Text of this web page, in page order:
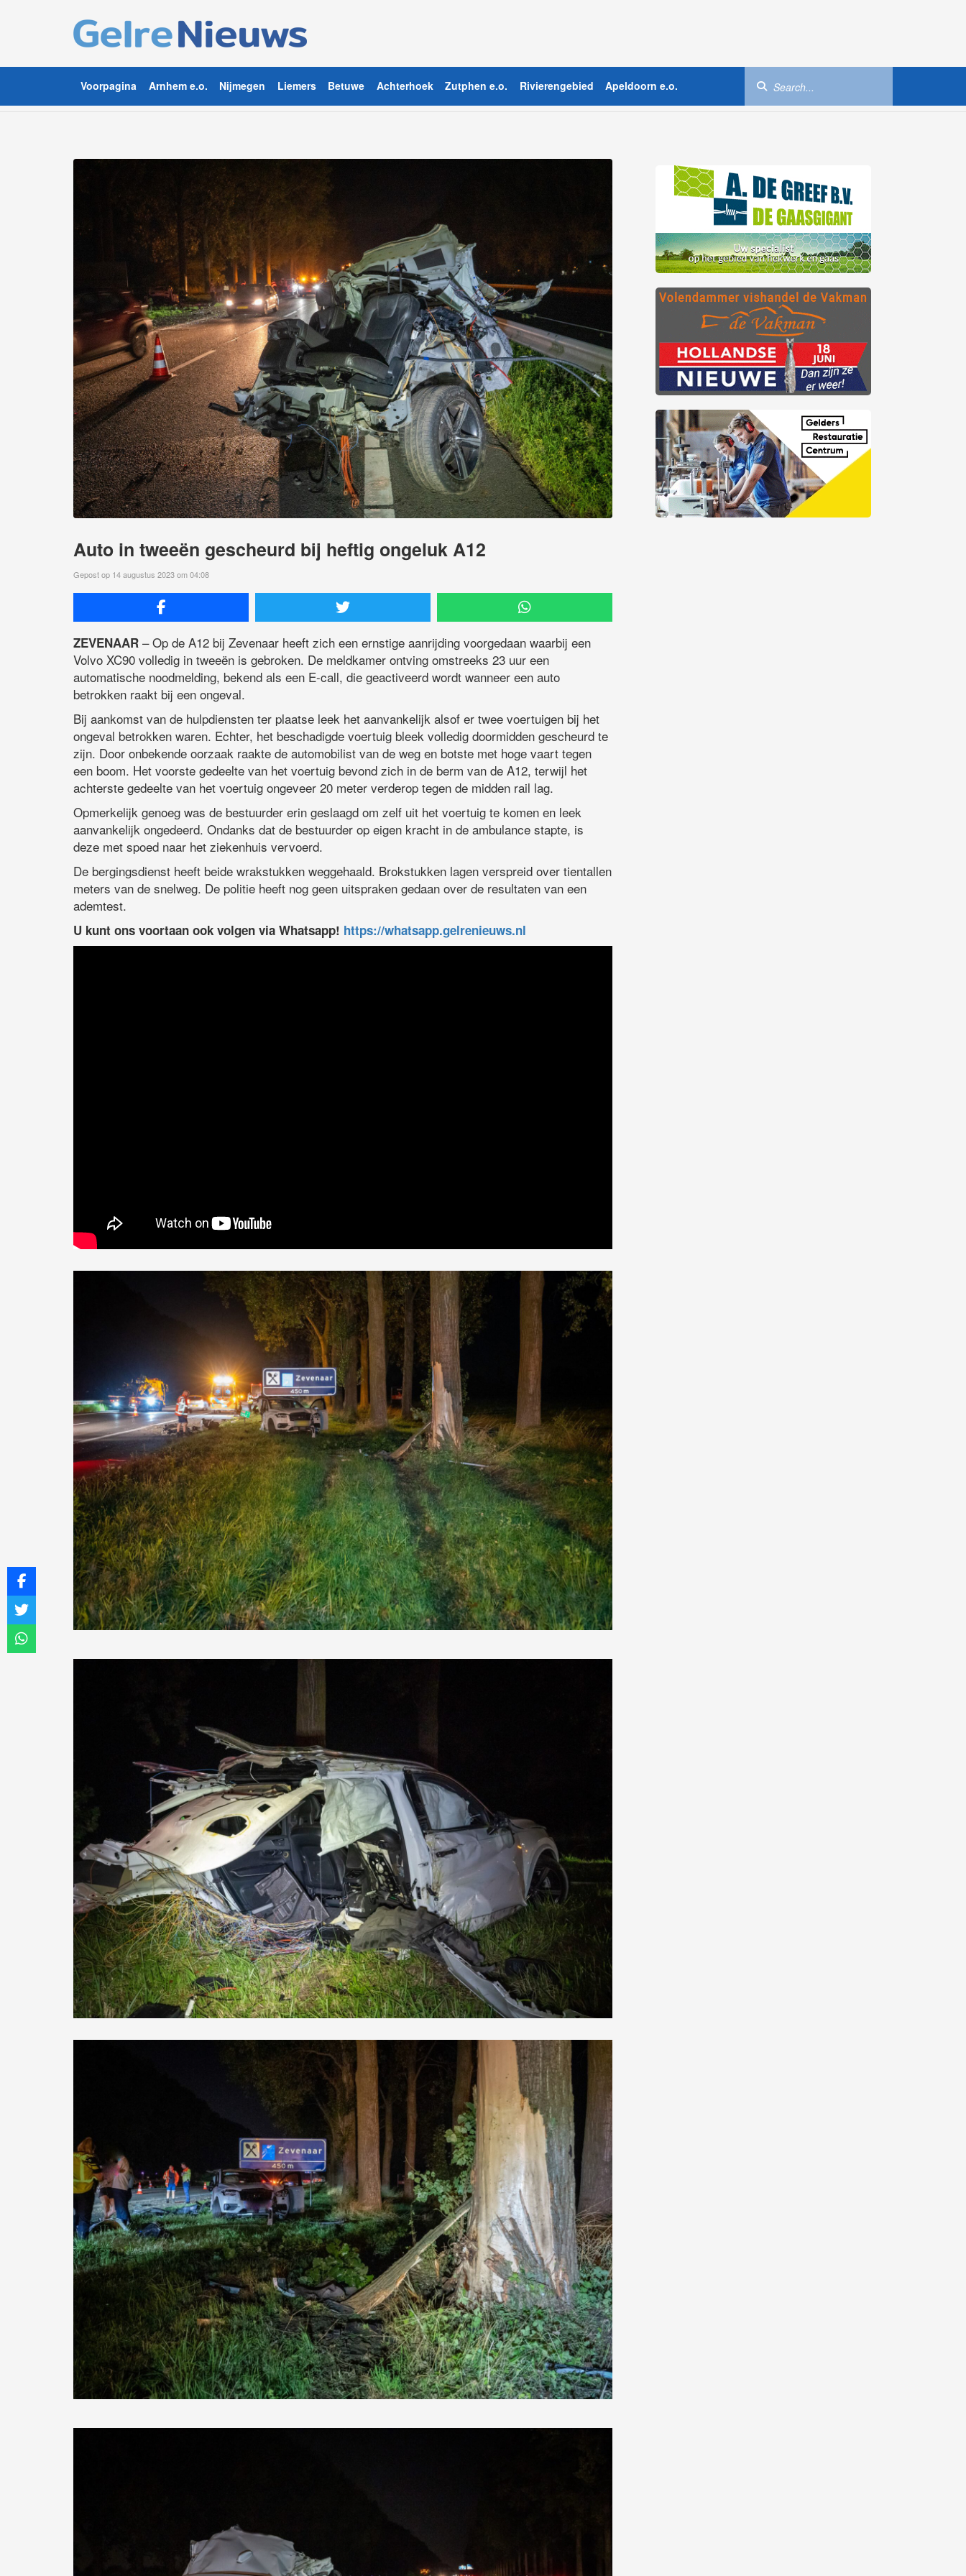
Voorpagina Arnhem e.o. Nijmegen Liemers Betuwe Achterhoek Zutphen e.o. Rivierengebied Apeldoorn e.o.
Auto in tweeën gescheurd bij heftig ongeluk A12
Gepost op 14 augustus 2023 om 04:08
ZEVENAAR – Op de A12 bij Zevenaar heeft zich een ernstige aanrijding voorgedaan waarbij een
Volvo XC90 volledig in tweeën is gebroken. De meldkamer ontving omstreeks 23 uur een
automatische noodmelding, bekend als een E-call, die geactiveerd wordt wanneer een auto
betrokken raakt bij een ongeval.
Bij aankomst van de hulpdiensten ter plaatse leek het aanvankelijk alsof er twee voertuigen bij het
ongeval betrokken waren. Echter, het beschadigde voertuig bleek volledig doormidden gescheurd te
zijn. Door onbekende oorzaak raakte de automobilist van de weg en botste met hoge vaart tegen
een boom. Het voorste gedeelte van het voertuig bevond zich in de berm van de A12, terwijl het
achterste gedeelte van het voertuig ongeveer 20 meter verderop tegen de midden rail lag.
Opmerkelijk genoeg was de bestuurder erin geslaagd om zelf uit het voertuig te komen en leek
aanvankelijk ongedeerd. Ondanks dat de bestuurder op eigen kracht in de ambulance stapte, is
deze met spoed naar het ziekenhuis vervoerd.
De bergingsdienst heeft beide wrakstukken weggehaald. Brokstukken lagen verspreid over tientallen
meters van de snelweg. De politie heeft nog geen uitspraken gedaan over de resultaten van een
ademtest.
U kunt ons voortaan ook volgen via Whatsapp! https://whatsapp.gelrenieuws.nl